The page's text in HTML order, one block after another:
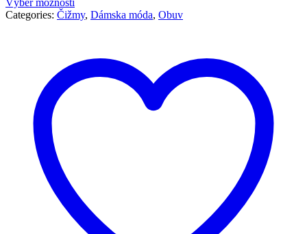
Výber možností
Categories: Čižmy, Dámska móda, Obuv